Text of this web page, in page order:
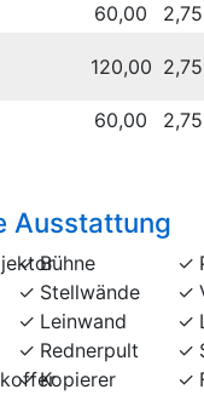
60,00 2,75
120,00 2,75
60,00 2,75
Ausstattung
Bühne
Stellwände
Leinwand
Rednerpult
Kopierer